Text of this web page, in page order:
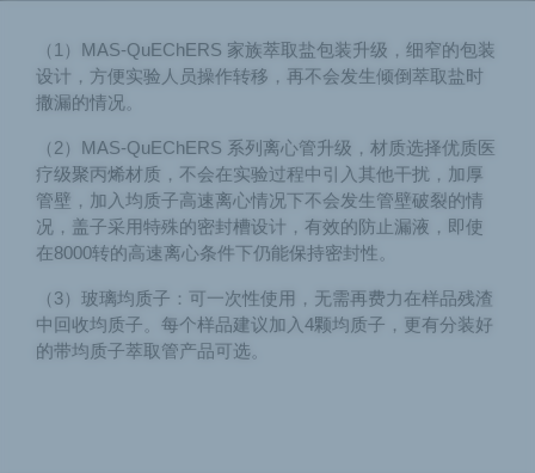
（1）MAS-QuEChERS 家族萃取盐包装升级，细窄的包装
设计，方便实验人员操作转移，再不会发生倾倒萃取盐时
撒漏的情况。
（2）MAS-QuEChERS 系列离心管升级，材质选择优质医
疗级聚丙烯材质，不会在实验过程中引入其他干扰，加厚
管壁，加入均质子高速离心情况下不会发生管壁破裂的情
况，盖子采用特殊的密封槽设计，有效的防止漏液，即使
在8000转的高速离心条件下仍能保持密封性。
（3）玻璃均质子：可一次性使用，无需再费力在样品残渣
中回收均质子。每个样品建议加入4颗均质子，更有分装好
的带均质子萃取管产品可选。